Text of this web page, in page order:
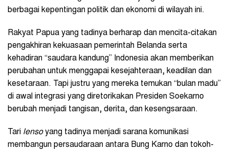
berbagai kepentingan politik dan ekonomi di wilayah ini.
Rakyat Papua yang tadinya berharap dan mencita-citakan
pengakhiran kekuasaan pemerintah Belanda serta
kehadiran “saudara kandung” Indonesia akan memberikan
perubahan untuk menggapai kesejahteraan, keadilan dan
kesetaraan. Tapi justru yang mereka temukan “bulan madu”
di awal integrasi yang diretorikakan Presiden Soekarno
berubah menjadi tangisan, derita, dan kesengsaraan.
Tari lensoyang tadinya menjadi sarana komunikasi
membangun persaudaraan antara Bung Karno dan tokoh-